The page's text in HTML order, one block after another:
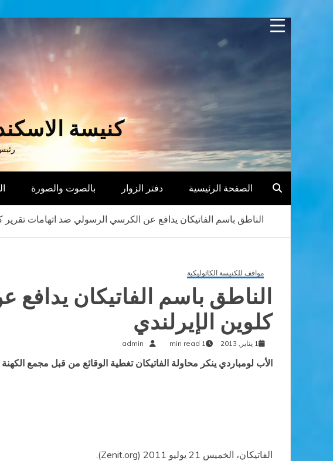
Skip
كنيسة
الصفحة الرئيسية دفتر الزوار بالصوت والصورة
الناطق باسم الفاتيكان يدافع عن الكرسي الرسولي ضد اتهامات تقرير
مواقف للكنيسة الكاثوليكية
الناطق باسم الفاتيكان
كلوين الإيرلندي
1 يناير, 2013 1 min read
admin
الأب لومباردي ينكر محاولة الفاتيكان تغطية الوقائع من قبل مجمع الكهنة
الفاتيكان، الخميس 21 يوليو 2011 ( Zenit.org
).